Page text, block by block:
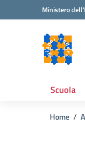
Vai ai contenuti
Vai al menu di navigazione
Ministero
scuola
Scuola
Home